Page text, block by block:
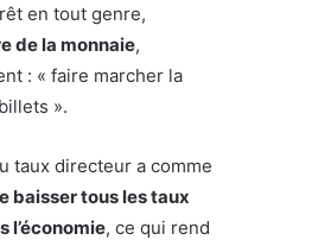
en tout genre,
de la monnaie,
: « faire marcher la
».
taux directeur a comme
baisser tous les taux
l’économie, ce qui rend